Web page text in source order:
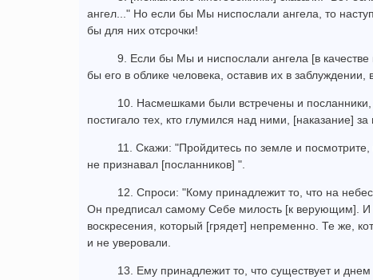
ангел..." Но если бы Мы ниспослали ангела, то
бы для них отсрочки!
9. Если бы Мы и ниспослали ангела [в
бы его в облике человека, оставив их в
10. Насмешками были встречены и
постигало тех, кто глумился над ними, [наказание] за
11. Скажи: "Пройдитесь по земле и
не признавал [посланников] ".
12. Спроси: "Кому принадлежит то, что на
Он предписал самому Себе милость [к верующим]. И
воскресения, который [грядет] непременно. Те же,
и не уверовали.
13. Ему принадлежит то, что существует и